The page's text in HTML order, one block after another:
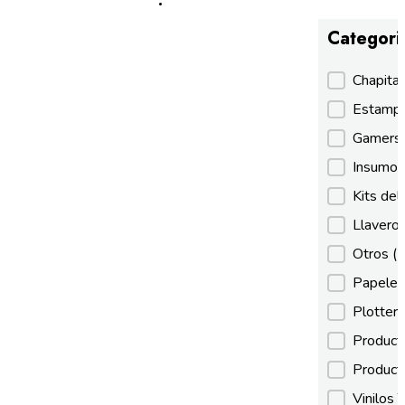
Gamers
Kits
Otros
Vinilos